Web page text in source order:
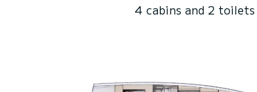
4 cabins and 2 toilets